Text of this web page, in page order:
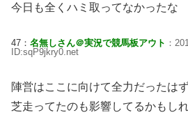
今日も全くハミ取ってなかったな
47： 名無しさん＠実況で競馬板アウト ：
ID:sqP9jkry0.net
陣営はここに向けて全力だったは
芝走ってたのも影響してるかもし